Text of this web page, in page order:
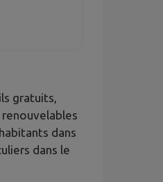
gratuits,
dans
dans le